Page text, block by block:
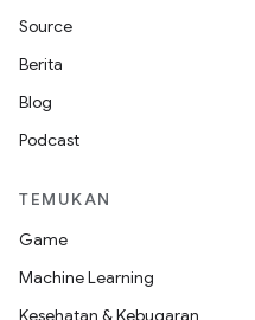
Source
Berita
Blog
Podcast
TEMUKAN
Game
Machine Learning
Kesehatan & Kebugaran